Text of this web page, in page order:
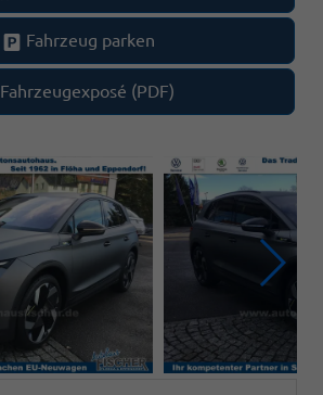
Fahrzeug parken
Fahrzeugexposé (PDF)